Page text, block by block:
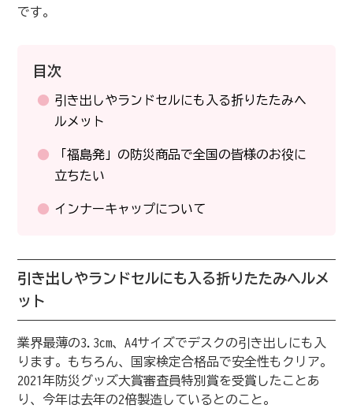
です。
目次
引き出しやランドセルにも入る折りたたみヘ
ルメット
「福島発」の防災商品で全国の皆様のお役に
立ちたい
インナーキャップについて
引き出しやランドセルにも入る折りたたみヘルメ
ット
業界最薄の3.3cm、A4サイズでデスクの引き出しにも入
ります。もちろん、国家検定合格品で安全性もクリア。
2021年防災グッズ大賞審査員特別賞を受賞したことあ
り、今年は去年の2倍製造しているとのこと。